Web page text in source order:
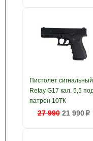
Пистолет сигнальный
Retay G17 кал. 5,5
патрон 10ТК
27 990 21 990p